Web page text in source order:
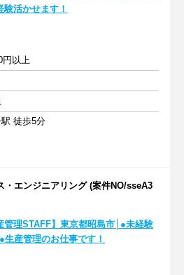
験活かせます！
円以上
徒歩5分
・エンジニアリング (案件NO/sseA3
管理STAFF】東京都昭島市│●未経験
生産管理のお仕事です！